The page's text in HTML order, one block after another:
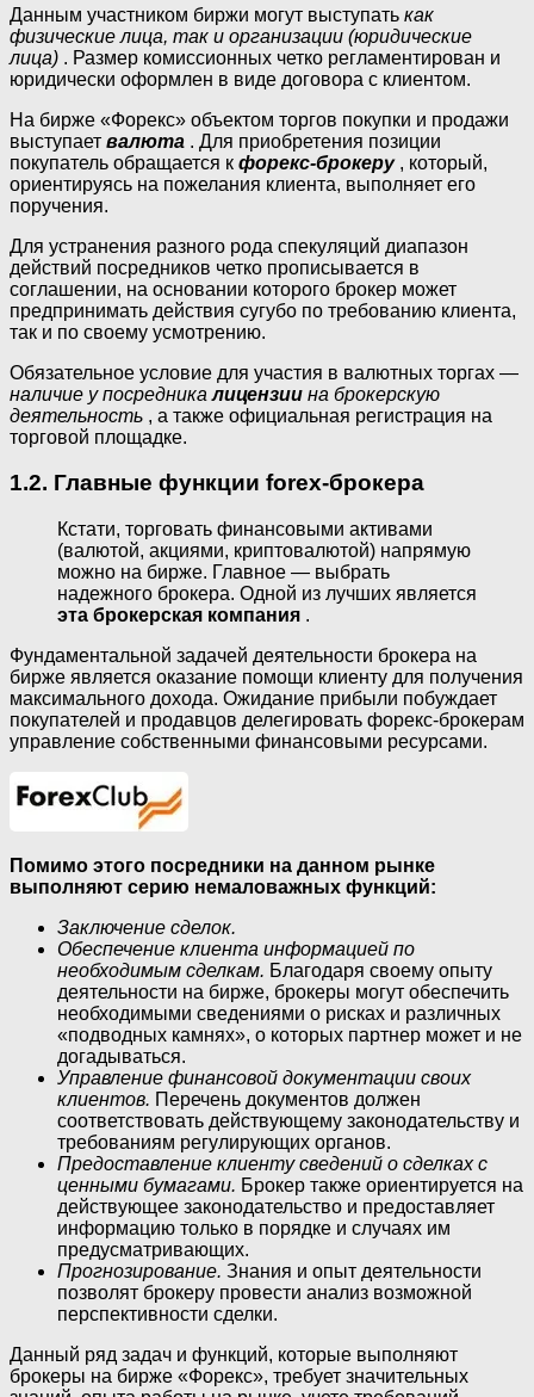
Данным участником биржи могут выступать как
физические лица, так и организации (юридические
лица) . Размер комиссионных четко регламентирован и
юридически оформлен в виде договора с клиентом.
На бирже «Форекс» объектом торгов покупки и продажи
выступает валюта . Для приобретения позиции
покупатель обращается к форекс-брокеру , который,
ориентируясь на пожелания клиента, выполняет его
поручения.
Для устранения разного рода спекуляций диапазон
действий посредников четко прописывается в
соглашении, на основании которого брокер может
предпринимать действия сугубо по требованию клиента,
так и по своему усмотрению.
Обязательное условие для участия в валютных торгах —
наличие у посредникалицензии на брокерскую
деятельность , а также официальная регистрация на
торговой площадке.
1.2. Главные функции forex-брокера
Кстати, торговать финансовыми активами
(валютой, акциями, криптовалютой) напрямую
можно на бирже. Главное — выбрать
надежного брокера. Одной из лучших является
эта брокерская компания .
Фундаментальной задачей деятельности брокера на
бирже является оказание помощи клиенту для получения
максимального дохода. Ожидание прибыли побуждает
покупателей и продавцов делегировать форекс-брокерам
управление собственными финансовыми ресурсами.
Помимо этого посредники на данном рынке
выполняют серию немаловажных функций:
Заключение сделок.
Обеспечение клиента информацией по
необходимым сделкам. Благодаря своему опыту
деятельности на бирже, брокеры могут обеспечить
необходимыми сведениями о рисках и различных
«подводных камнях», о которых партнер может и не
догадываться.
Управление финансовой документации своих
клиентов. Перечень документов должен
соответствовать действующему законодательству и
требованиям регулирующих органов.
Предоставление клиенту сведений о сделках с
ценными бумагами. Брокер также ориентируется на
действующее законодательство и предоставляет
информацию только в порядке и случаях им
предусматривающих.
Прогнозирование. Знания и опыт деятельности
позволят брокеру провести анализ возможной
перспективности сделки.
Данный ряд задач и функций, которые выполняют
брокеры на бирже «Форекс», требует значительных